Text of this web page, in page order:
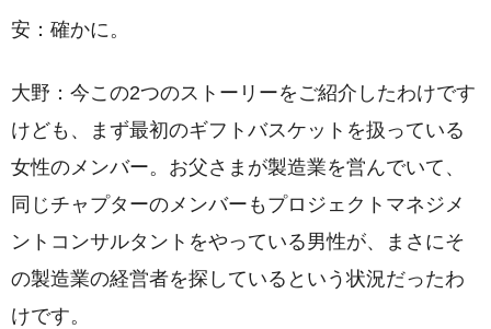
安：確かに。
大野：今この2つのストーリーをご紹介したわけです
けども、まず最初のギフトバスケットを扱っている
女性のメンバー。お父さまが製造業を営んでいて、
同じチャプターのメンバーもプロジェクトマネジメ
ントコンサルタントをやっている男性が、まさにそ
の製造業の経営者を探しているという状況だったわ
けです。